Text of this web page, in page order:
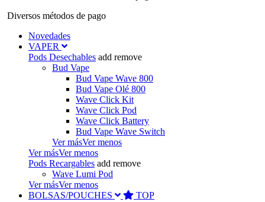
Diversos métodos de pago
Novedades
VAPER
Pods Desechables add remove
Bud Vape
Bud Vape Wave 800
Bud Vape Olé 800
Wave Click Kit
Wave Click Pod
Wave Click Battery
Bud Vape Wave Switch
Ver másVer menos
Ver másVer menos
Pods Recargables add remove
Wave Lumi Pod
Ver másVer menos
BOLSAS/POUCHES
TOP